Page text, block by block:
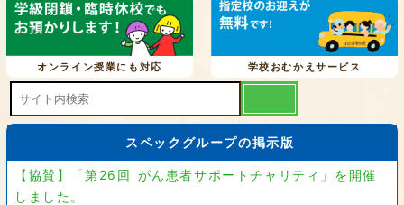
オンライン授業にも対応 学校おむかえサービス
スペックグループの掲示版
【協賛】「第26回 がん患者サポートチャリティ」を開催
しました。